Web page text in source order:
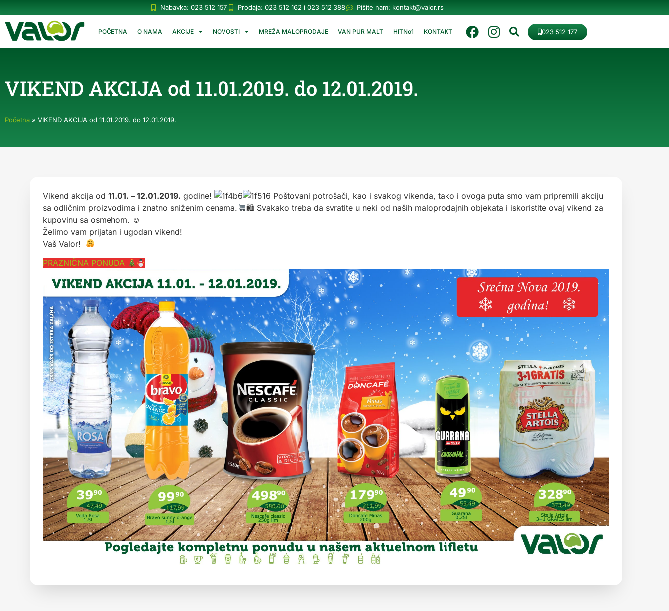
Nabavka: 023 512 157 Prodaja: 023 512 162 i 023 512 388 Pišite nam: kontakt@valor.rs
POČETNA O NAMA AKCIJE NOVOSTI MREŽA MALOPRODAJE VAN PUR MALT HITNo1 KONTAKT 023 512 177
VIKEND AKCIJA od 11.01.2019. do 12.01.2019.
Početna » VIKEND AKCIJA od 11.01.2019. do 12.01.2019.
Vikend akcija od 11.01. – 12.01.2019. godine!
Poštovani potrošači, kao i svakog vikenda, tako i ovoga puta smo vam pripremili akciju
sa odličnim proizvodima i znatno sniženim cenama.
🛍 Svakako treba da svratite u neki od naših maloprodajnih objekata i iskoristite ovaj vikend za
kupovinu sa osmehom. ☺
Želimo vam prijatan i ugodan vikend!
Vaš Valor!
PRAZNIČNA PONUDA